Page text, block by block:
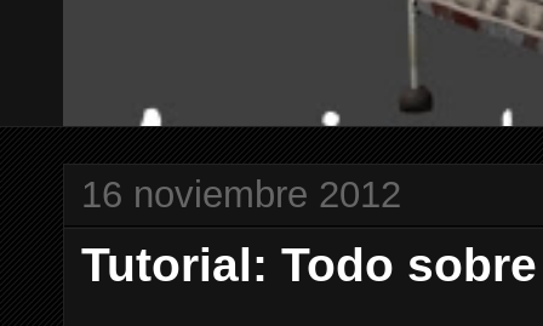
16 noviembre 2012
Tutorial: Todo